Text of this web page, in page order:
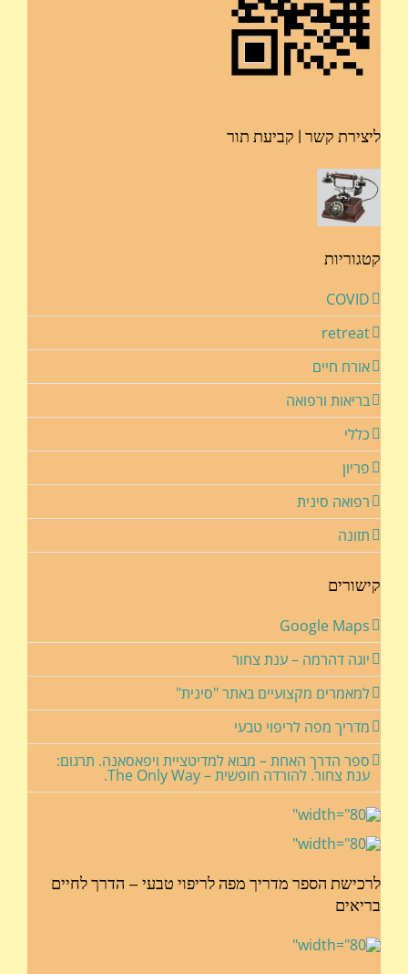
ליצירת קשר | קביעת תור
קטגוריות
COVID
retreat
אורח חיים
בריאות ורפואה
כללי
פריון
רפואה סינית
תזונה
קישורים
Google Maps
יוגה דהרמה – ענת צחור
למאמרים מקצועיים באתר "סינית"
מדריך מפה לריפוי טבעי
ספר הדרך האחת – מבוא למדיטציית ויפאסאנה. תרגום:
ענת צחור. להורדה חופשית – The Only Way.
לרכישת הספר מדריך מפה לריפוי טבעי – הדרך לחיים
בריאים